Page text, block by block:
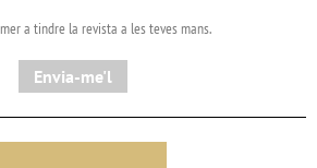
a tindre la revista a les teves mans.
Envia-me'l